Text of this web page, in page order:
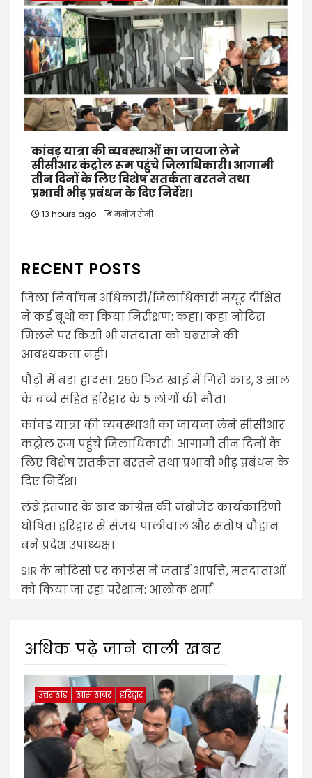
कांवड़ यात्रा की व्यवस्थाओं का जायजा लेने
सीसीआर कंट्रोल रूम पहुंचे जिलाधिकारी। आगामी
तीन दिनों के लिए विशेष सतर्कता बरतने तथा
प्रभावी भीड़ प्रबंधन के दिए निर्देश।
13 hours ago मनोज सैनी
RECENT POSTS
जिला निर्वाचन अधिकारी/जिलाधिकारी मयूर दीक्षित
ने कई बूथों का किया निरीक्षण: कहा। कहा नोटिस
मिलने पर किसी भी मतदाता को घबराने की
आवश्यकता नहीं।
पौड़ी में बड़ा हादसा: 250 फिट खाई में गिरी कार, 3 साल
के बच्चे सहित हरिद्वार के 5 लोगों की मौत।
कांवड़ यात्रा की व्यवस्थाओं का जायजा लेने सीसीआर
कंट्रोल रूम पहुंचे जिलाधिकारी। आगामी तीन दिनों के
लिए विशेष सतर्कता बरतने तथा प्रभावी भीड़ प्रबंधन के
दिए निर्देश।
लंबे इंतजार के बाद कांग्रेस की जंबोजेट कार्यकारिणी
घोषित। हरिद्वार से संजय पालीवाल और संतोष चौहान
बने प्रदेश उपाध्यक्ष।
SIR के नोटिसों पर कांग्रेस ने जताई आपत्ति, मतदाताओं
को किया जा रहा परेशान: आलोक शर्मा
अधिक पढ़े जाने वाली खबर
उत्तराखंड खास खबर हरिद्वार